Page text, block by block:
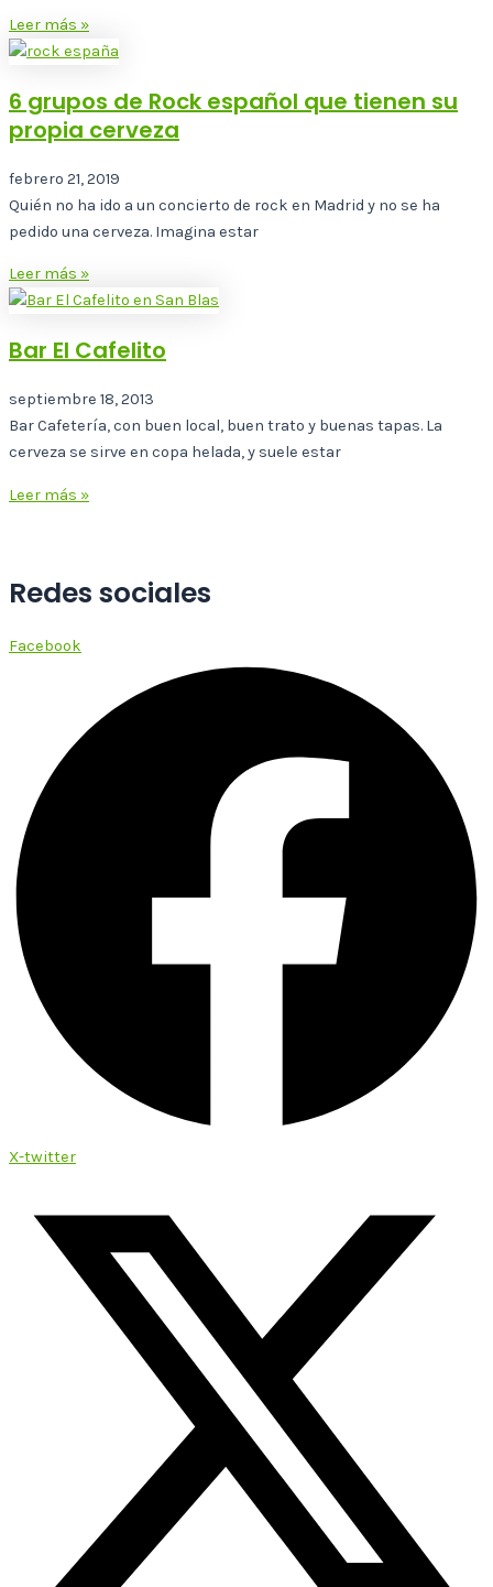
Leer más »
6 grupos de Rock español que tienen su
propia cerveza
febrero 21, 2019
Quién no ha ido a un concierto de rock en Madrid y no se ha
pedido una cerveza. Imagina estar
Leer más »
Bar El Cafelito
septiembre 18, 2013
Bar Cafetería, con buen local, buen trato y buenas tapas. La
cerveza se sirve en copa helada, y suele estar
Leer más »
Redes sociales
Facebook
X-twitter